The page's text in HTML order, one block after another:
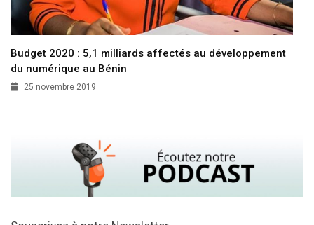
Budget 2020 : 5,1 milliards affectés au développement
du numérique au Bénin
25 novembre 2019